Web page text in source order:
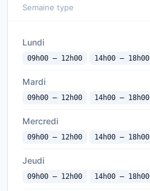
Semaine type
Lundi
09h00 — 12h00 14h00 — 18h00
Mardi
09h00 — 12h00 14h00 — 18h00
Mercredi
09h00 — 12h00 14h00 — 18h00
Jeudi
09h00 — 12h00 14h00 — 18h00